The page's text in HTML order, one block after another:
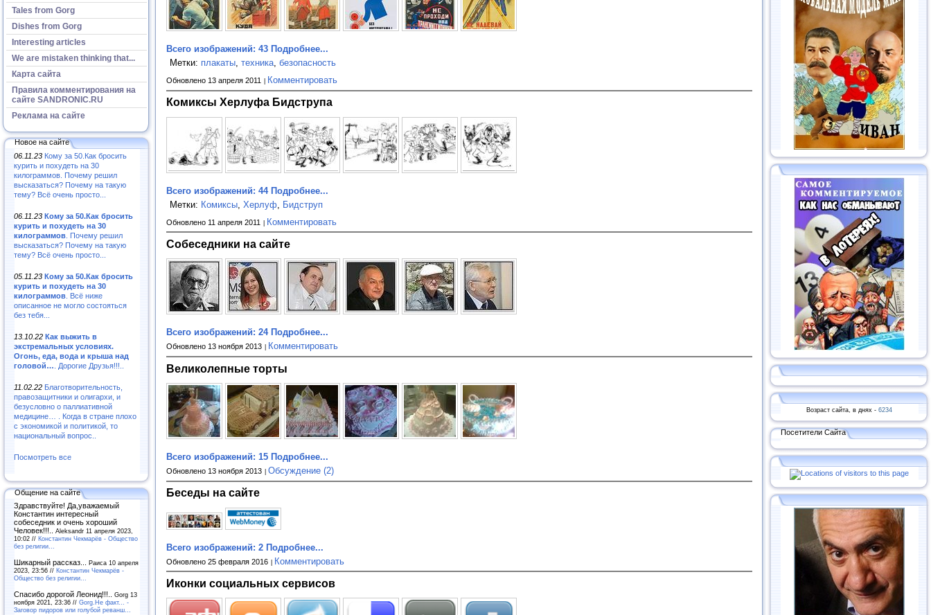
Tales from Gorg
Dishes from Gorg
Interesting articles
We are mistaken thinking that...
Карта сайта
Правила комментирования на
сайте SANDRONIC.RU
Реклама на сайте
Новое на сайте
06.11.23 Кому за 50.Как бросить
курить и похудеть на 30
килограммов. Почему решил
высказаться? Почему на такую
тему? Всё очень просто...
06.11.23 Кому за 50.Как бросить
курить и похудеть на 30
килограммов . Почему решил
высказаться? Почему на такую
тему? Всё очень просто...
05.11.23 Кому за 50.Как бросить
курить и похудеть на 30
килограммов . Всё ниже
описанное не могло состояться
без тебя...
13.10.22 Как выжить в
экстремальных условиях.
Огонь, еда, вода и крыша над
головой… . Дорогие Друзья!!!..
11.02.22 Благотворительность,
правозащитники и олигархи, и
безусловно о паллиативной
медицине… . Когда в стране плохо
с экономикой и политикой, то
национальный вопрос..
Посмотреть все
Общение на сайте
Здравствуйте! Да,уважаемый
Константин интересный
собеседник и очень хороший
Человек!!!.. Aleksandr 11 апреля 2023,
10:02 // Константин Чекмарёв - Общество
без религии...
Шикарный рассказ... Раиса 10 апреля
2023, 23:56 // Константин Чекмарёв -
Общество без религии...
Спасибо дорогой Леонид!!!.. Gorg 13
ноября 2021, 23:36 // Gorg.Не факт... -
Заговор пидоров или голубой реванш…
Всего изображений: 43 Подробнее...
Метки: плакаты, техника, безопасность
Обновлено 13 апреля 2011 Комментировать
Комиксы Херлуфа Бидструпа
Всего изображений: 44 Подробнее...
Метки: Комиксы Херлуф Бидструп
Обновлено 11 апреля 2011 Комментировать
Собеседники на сайте
Всего изображений: 24 Подробнее...
Обновлено 13 ноября 2013 Комментировать
Великолепные торты
Всего изображений: 15 Подробнее...
Обновлено 13 ноября 2013 Обсуждение (2)
Беседы на сайте
Всего изображений: 2 Подробнее...
Обновлено 25 февраля 2016 Комментировать
Иконки социальных сервисов
Возраст сайта, в днях - 6234
Посетители Сайта